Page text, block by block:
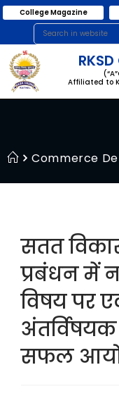
College Magazine
Affiliated to
Commerce
सतत
प्रबंधन में
विषय पर
अंतर्विषयक
सफल